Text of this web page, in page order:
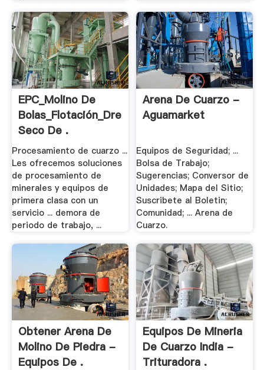
EPC_Molino De
Bolas_Flotación_Drenaje
Seco De .
Procesamiento de cuarzo ...
Les ofrecemos soluciones
de procesamiento de
minerales y equipos de
primera clasa con un
servicio ... demora de
periodo de trabajo, ...
Arena De Cuarzo -
Aguamarket
Equipos de Seguridad; ...
Bolsa de Trabajo;
Sugerencias; Conversor de
Unidades; Mapa del Sitio;
Suscribete al Boletin;
Comunidad; ... Arena de
Cuarzo.
Obtener Arena De
Molino De Piedra -
Equipos De .
Equipos De Mineria
De Cuarzo India -
Trituradora .